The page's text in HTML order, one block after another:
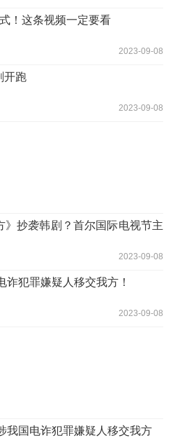
！这条视频一定要看
2023-09-08
开跑
2023-09-08
》抄袭韩剧？首尔国际电视节主
2023-09-08
犯罪嫌疑人移交我方！
2023-09-08
我国电诈犯罪嫌疑人移交我方